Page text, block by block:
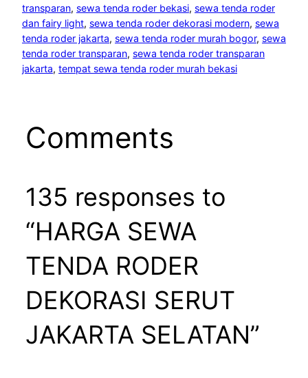
transparan, sewa tenda roder bekasi, sewa tenda roder
dan fairy light, sewa tenda roder dekorasi modern, sewa
tenda roder jakarta, sewa tenda roder murah bogor, sewa
tenda roder transparan, sewa tenda roder transparan
jakarta, tempat sewa tenda roder murah bekasi
Comments
135 responses to
“HARGA SEWA
TENDA RODER
DEKORASI SERUT
JAKARTA SELATAN”